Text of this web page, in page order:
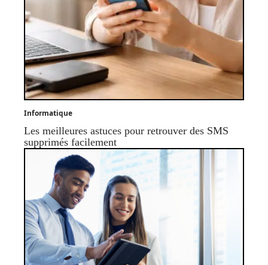
Informatique
Les meilleures astuces pour retrouver des SMS
supprimés facilement